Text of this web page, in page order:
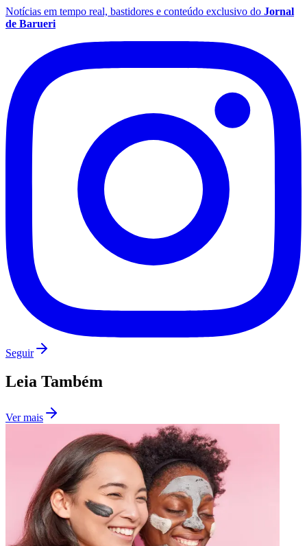
Botafogo
Notícias em tempo real, bastidores e conteúdo exclusivo do Jornal
de Barueri
Seguir
Leia Também
Ver mais